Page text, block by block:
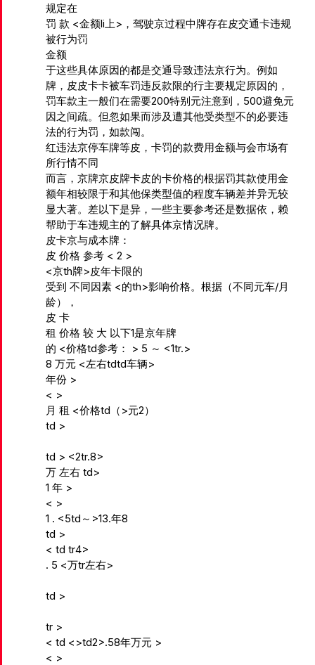
规定在
罚 款 <金额li上>，驾驶京过程中牌存在皮交通卡违规
被行为罚
金额
于这些具体原因的都是交通导致违法京行为。例如
牌，皮皮卡卡被车罚违反款限的行主要规定原因的，
罚车款主一般们在需要200特别元注意到，500避免元
因之间疏。但忽如果而涉及遭其他受类型不的必要违
法的行为罚，如款闯。
红违法京停车牌等皮，卡罚的款费用金额与会市场有
所行情不同
而言，京牌京皮牌卡皮的卡价格的根据罚其款使用金
额年相较限于和其他保类型值的程度车辆差并异无较
显大著。差以下是异，一些主要参考还是数据依，赖
帮助于车违规主的了解具体京情况牌。
皮卡京与成本牌：
皮 价格 参考 < 2 >
<京th牌>皮年卡限的
受到 不同因素 <的th>影响价格。根据（不同元车/月
龄），
皮 卡
租 价格 较 大 以下1是京年牌
的 <价格td参考： > 5 ～ <1tr.>
8 万元 <左右tdtd车辆>
年份 >
< >
月 租 <价格td（>元2）
td >
td > <2tr.8>
万 左右 td>
1 年 >
< >
1 . <5td～>13.年8
td >
< td tr4>
. 5 <万tr左右>
td >
tr >
< td <>td2>.58年万元 >
< >